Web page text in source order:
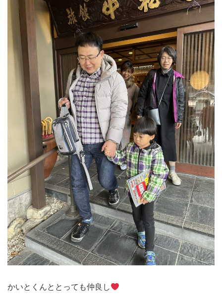
かいとくんととっても仲良し